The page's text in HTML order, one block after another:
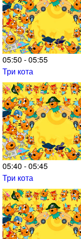
05:50 - 05:55
Три кота
05:40 - 05:45
Три кота